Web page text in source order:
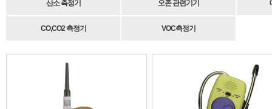
산소 측정기 오존 관련기기
CO,CO2 측정기 VOC측정기